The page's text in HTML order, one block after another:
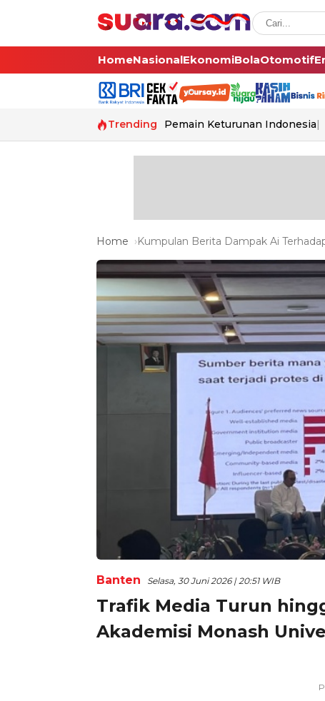
HomeNasionalEkonomiBolaOtomotif
Trending Pemain Keturunan Indonesia
Home Kumpulan Berita Dampak Ai
Banten Selasa, 30 Juni 2026 | 20:51 WIB
Trafik Media Turun
Akademisi Monash